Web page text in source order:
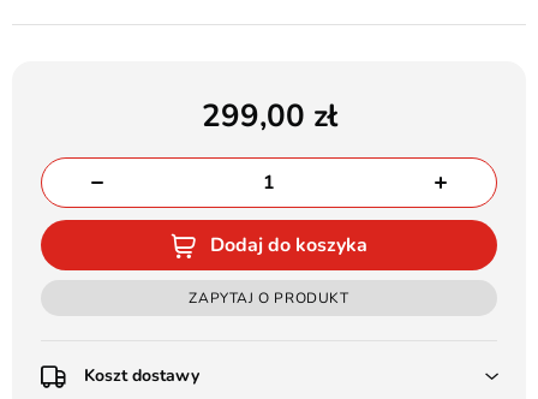
299,00
Dodaj do koszyka
ZAPYTAJ O PRODUKT
Koszt dostawy